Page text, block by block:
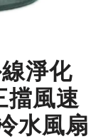
淨化
擋風速
水風扇